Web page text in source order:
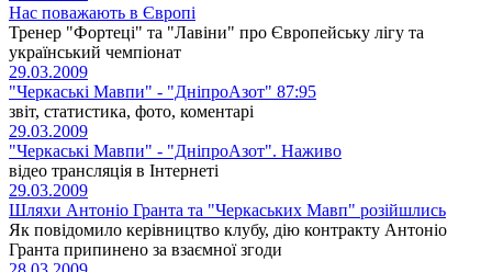
Нас поважають в Європі
Тренер "Фортеці" та "Лавіни" про Європейську лігу та
український чемпіонат
29.03.2009
"Черкаські Мавпи" - "ДніпроАзот" 87:95
звіт, статистика, фото, коментарі
29.03.2009
"Черкаські Мавпи" - "ДніпроАзот". Наживо
відео трансляція в Інтернеті
29.03.2009
Шляхи Антоніо Гранта та "Черкаських Мавп" розійшлись
Як повідомило керівництво клубу, дію контракту Антоніо
Гранта припинено за взаємної згоди